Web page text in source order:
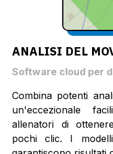
ANALISI DEL
Software cloud per
Combina potenti
un'eccezionale
allenatori di
pochi clic. I